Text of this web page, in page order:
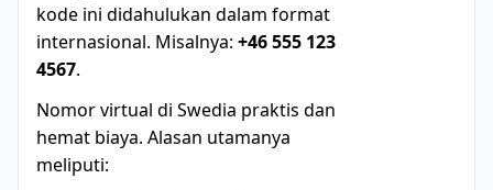
kode ini didahulukan dalam format
internasional. Misalnya: +46 555 123
4567.
Nomor virtual di Swedia praktis dan
hemat biaya. Alasan utamanya
meliputi: